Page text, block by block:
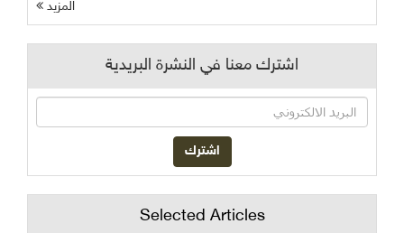
المزيد
اشترك معنا في النشرة البريدية
Selected Articles